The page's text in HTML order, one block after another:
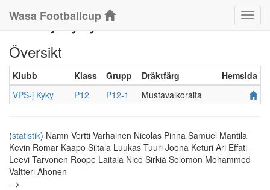
Wasa Footballcup
VPS-j Kyky P12-1
Översikt
Klubb Klass Grupp Dräktfärg
Hemsida
VPS-j Kyky
P12 P12-1 Mustavalkoraita
(statistik) Namn Vertti Varhainen Nicolas Pinna Samuel Mantila
Kevin Romar Kaapo Siltala Luukas Tuuri Joona Keturi Ari Effati
Leevi Tarvonen Roope Laitala Nico Sirkiä Solomon Mohammed
Valtteri Ahonen
-->